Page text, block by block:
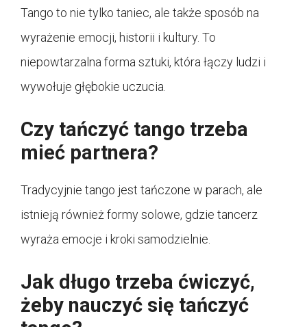
Tango to nie tylko taniec, ale także sposób na
wyrażenie emocji, historii i kultury. To
niepowtarzalna forma sztuki, która łączy ludzi i
wywołuje głębokie uczucia.
Czy tańczyć tango trzeba
mieć partnera?
Tradycyjnie tango jest tańczone w parach, ale
istnieją również formy solowe, gdzie tancerz
wyraża emocje i kroki samodzielnie.
Jak długo trzeba ćwiczyć,
żeby nauczyć się tańczyć